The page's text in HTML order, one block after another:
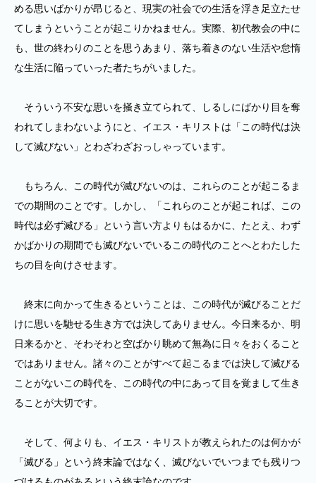
める思いばかりが昂じると、現実の社会での生活を浮き足立たせ
てしまうということが起こりかねません。実際、初代教会の中に
も、世の終わりのことを思うあまり、落ち着きのない生活や怠惰
な生活に陥っていった者たちがいました。
そういう不安な思いを掻き立てられて、しるしにばかり目を奪
われてしまわないようにと、イエス・キリストは「この時代は決
して滅びない」とわざわざおっしゃっています。
もちろん、この時代が滅びないのは、これらのことが起こるま
での期間のことです。しかし、「これらのことが起これば、この
時代は必ず滅びる」という言い方よりもはるかに、たとえ、わず
かばかりの期間でも滅びないでいるこの時代のことへとわたした
ちの目を向けさせます。
終末に向かって生きるということは、この時代が滅びることだ
けに思いを馳せる生き方では決してありません。今日来るか、明
日来るかと、そわそわと空ばかり眺めて無為に日々をおくること
ではありません。諸々のことがすべて起こるまでは決して滅びる
ことがないこの時代を、この時代の中にあって目を覚まして生き
ることが大切です。
そして、何よりも、イエス・キリストが教えられたのは何かが
「滅びる」という終末論ではなく、滅びないでいつまでも残りつ